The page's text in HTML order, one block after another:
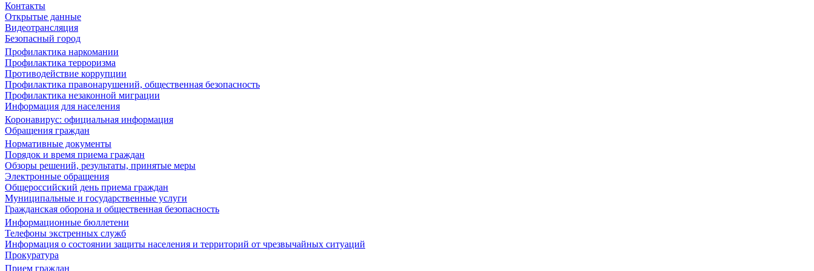
Контакты
Открытые данные
Видеотрансляция
Безопасный город
Профилактика наркомании
Профилактика терроризма
Противодействие коррупции
Профилактика правонарушений, общественная безопасность
Профилактика незаконной миграции
Информация для населения
Коронавирус: официальная информация
Обращения граждан
Нормативные документы
Порядок и время приема граждан
Обзоры решений, результаты, принятые меры
Электронные обращения
Общероссийский день приема граждан
Муниципальные и государственные услуги
Гражданская оборона и общественная безопасность
Информационные бюллетени
Телефоны экстренных служб
Информация о состоянии защиты населения и территорий от чрезвычайных ситуаций
Прокуратура
Прием граждан